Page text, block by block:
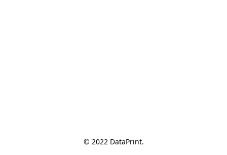
© 2022 DataPrint.